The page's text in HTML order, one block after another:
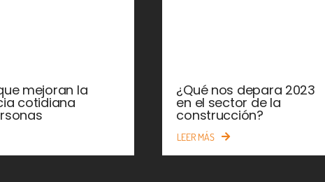
mejoran la
cotidiana
¿Qué nos depara 2023
en el sector de la
construcción?
LEER MÁS